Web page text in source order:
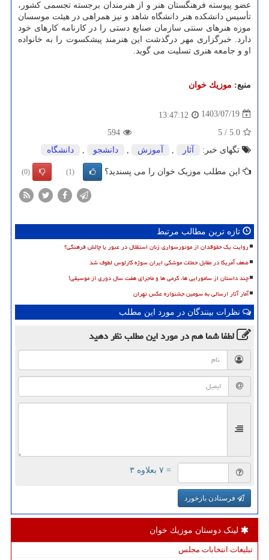
عضو پیوسته فرهنگستان هنر و از هنرمندان برجسته تجسمی کشور،
تأسیس دانشکده هنر دانشگاه شاهد و نیز همراهی در هیئت موسسان
موزه هنرهای سنتی سازمان صنایع دستی را در کارنامه کارهای خود
دارد. خبرگزاری مهر درگذشت این هنرمند پیشکسوت را به خانواده
او و جامعه هنری تسلیت می گوید.
منبع: موزیك خوان
1403/07/19
13:47:12
5.0
/
5
594
تگهای خبر:
آثار آموزش دانشجو دانشگاه
این مطلب موزیک خوان را می پسندید؟ (1)
(0)
تازه ترین مطالب مرتبط
روایت یک حقوقدان از موتورسواری زنان استقلال در عبور یا چالش فرهنگی؟
ضعف آمریکا در مقابل حملات موشکی ایران سوژه کارلوس لطوف شد
چند داستان از سامورایی ها، گرمی ها و ماجرای هفت سال دوری از موسیقی!
آمار آثار ارسالی به سومین جشنواره عکس تهران
نظرات بینندگان در مورد این مطلب
لطفا شما همدر مورد این مطلبنظر دهید
= ۷ بعلاوه ۳
فرستادن بازخورد
لینک دوستان موزیك خوان
تبلیغات انتخابات مجلس